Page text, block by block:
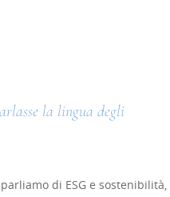
la lingua degli
di ESG e sostenibilità,